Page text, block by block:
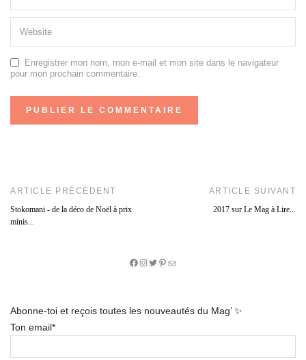
Enregistrer mon nom, mon e-mail et mon site dans le navigateur
pour mon prochain commentaire.
ARTICLE PRÉCÉDENT
Stokomani - de la déco de Noël à prix
minis...
ARTICLE SUIVANT
2017 sur Le Mag à Lire...
Facebook
Instagram
Twitter
Pinterest
E-
Abonne-toi et reçois toutes les nouveautés du Mag’ ✨
Ton email*